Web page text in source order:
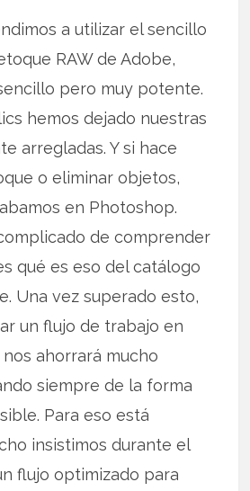
a utilizar el sencillo
RAW de Adobe,
pero muy potente.
hemos dejado nuestras
arregladas. Y si hace
o eliminar objetos,
en Photoshop.
de comprender
qué es eso del catálogo
Una vez superado esto,
un flujo de trabajo en
ahorrará mucho
siempre de la forma
Para eso está
insistimos durante el
flujo optimizado para